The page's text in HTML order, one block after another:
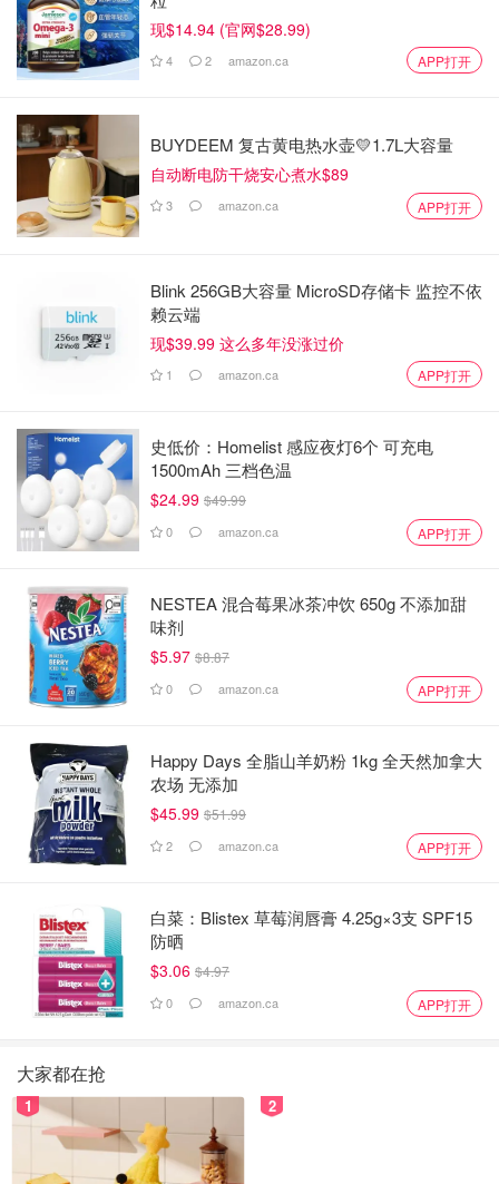
现$14.94 (官网$28.99)
4 2 amazon.ca APP打开
BUYDEEM 复古黄电热水壶💛1.7L大容量
自动断电防干烧安心煮水$89
3 amazon.ca APP打开
Blink 256GB大容量 MicroSD存储卡 监控不依
赖云端
现$39.99 这么多年没涨过价
1 amazon.ca APP打开
史低价：Homelist 感应夜灯6个 可充电
1500mAh 三档色温
$24.99 $49.99
0 amazon.ca APP打开
NESTEA 混合莓果冰茶冲饮 650g 不添加甜
味剂
$5.97 $8.87
0 amazon.ca APP打开
Happy Days 全脂山羊奶粉 1kg 全天然加拿大
农场 无添加
$45.99 $51.99
2 amazon.ca APP打开
白菜：Blistex 草莓润唇膏 4.25g×3支 SPF15
防晒
$3.06 $4.97
0 amazon.ca APP打开
大家都在抢
1 2